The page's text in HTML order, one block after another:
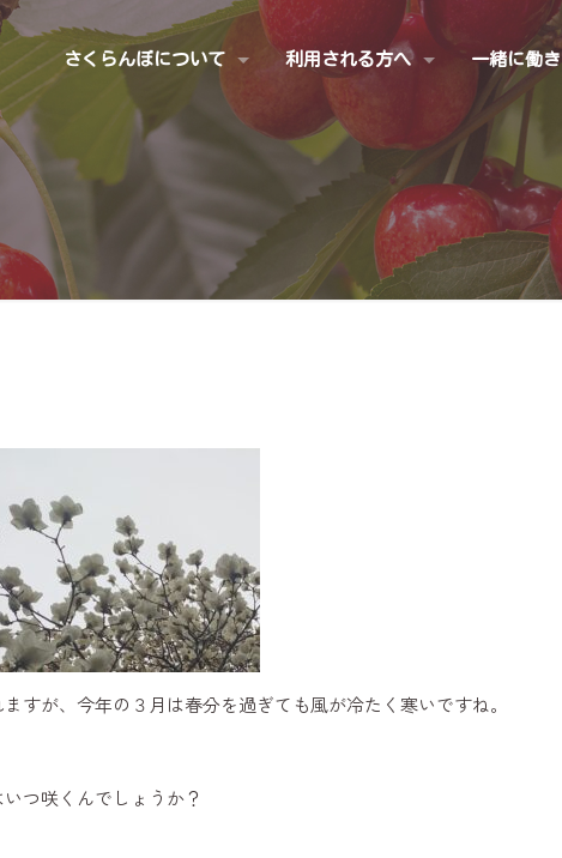
さくらんぼについて 利用される方へ 一緒に働
すが、今年の３月は春分を過ぎても風が冷たく寒いですね。
つ咲くんでしょうか？